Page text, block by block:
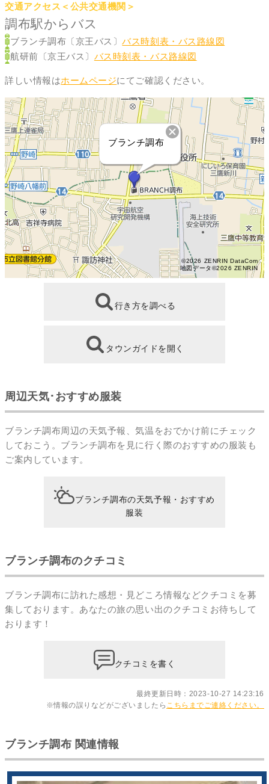
交通アクセス＜公共交通機関＞
調布駅からバス
ブランチ調布〔京王バス〕バス時刻表・バス路線図
航研前〔京王バス〕 バス時刻表・バス路線図
詳しい情報はホームページにてご確認ください。
ブランチ調布
©2026 ZENRIN DataCom
地図データ©2026 ZENRIN
行き方を調べる
タウンガイドを開く
周辺天気･おすすめ服装
ブランチ調布周辺の天気予報、気温をおでかけ前にチェック
しておこう。ブランチ調布を見に行く際のおすすめの服装も
ご案内しています。
ブランチ調布の天気予報・おすすめ
服装
ブランチ調布のクチコミ
ブランチ調布に訪れた感想・見どころ情報などクチコミを募
集しております。あなたの旅の思い出のクチコミ お待ちして
おります！
クチコミを書く
最終更新日時：2023-10-27 14:23:16
※情報の誤りなどがございましたら こちらまでご連絡ください。
ブランチ調布 関連情報